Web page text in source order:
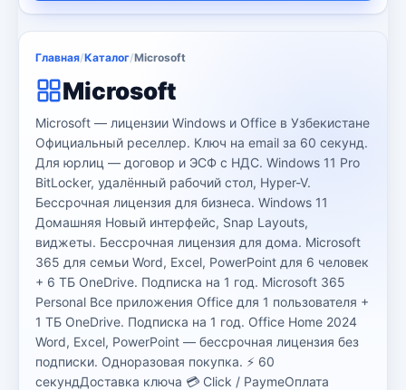
Телевизор
Цветные лазерные принтеры
черно-белый принтер
Kaspersky
Microsoft 13
Другие программы
Bitdefender 8
ESET
Главная/Каталог/Microsoft
Microsoft
Microsoft — лицензии Windows и Office в Узбекистане
Официальный реселлер. Ключ на email за 60 секунд.
Для юрлиц — договор и ЭСФ с НДС. Windows 11 Pro
BitLocker, удалённый рабочий стол, Hyper-V.
Бессрочная лицензия для бизнеса. Windows 11
Домашняя Новый интерфейс, Snap Layouts,
виджеты. Бессрочная лицензия для дома. Microsoft
365 для семьи Word, Excel, PowerPoint для 6 человек
+ 6 ТБ OneDrive. Подписка на 1 год. Microsoft 365
Personal Все приложения Office для 1 пользователя +
1 ТБ OneDrive. Подписка на 1 год. Office Home 2024
Word, Excel, PowerPoint — бессрочная лицензия без
подписки. Одноразовая покупка. ⚡ 60
секундДоставка ключа 💳 Click / PaymeОплата